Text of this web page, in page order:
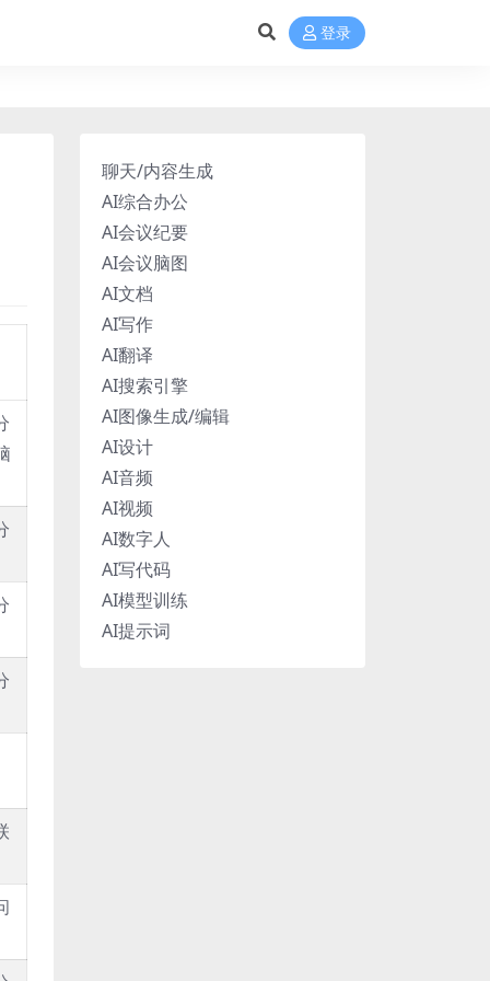
登录
聊天/内容生成
AI综合办公
AI会议纪要
AI会议脑图
AI文档
AI写作
AI翻译
AI搜索引擎
AI图像生成/编辑
AI设计
AI音频
AI视频
AI数字人
AI写代码
AI模型训练
AI提示词